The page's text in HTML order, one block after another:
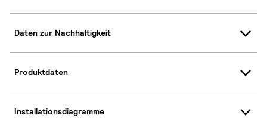
Daten zur Nachhaltigkeit
Produktdaten
Installationsdiagramme